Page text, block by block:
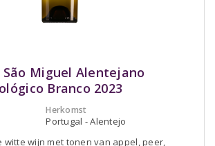
São Miguel Alentejano
Branco 2023
Herkomst
Portugal - Alentejo
witte wijn met tonen van appel, peer,